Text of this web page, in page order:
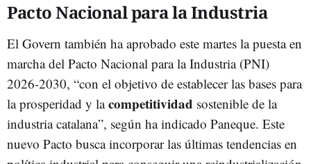
Pacto Nacional para la Industria
El Govern también ha aprobado este martes la puesta en
marcha del Pacto Nacional para la Industria (PNI)
2026-2030, “con el objetivo de establecer las bases para
la prosperidad y lacompetitividad sostenible de la
industria catalana”, según ha indicado Paneque. Este
nuevo Pacto busca incorporar las últimas tendencias en